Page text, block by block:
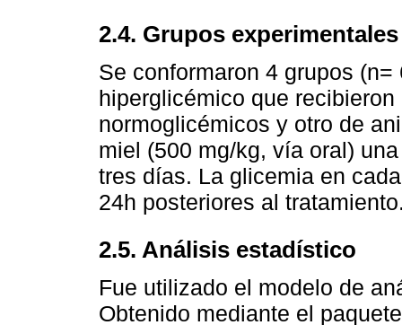
2.4. Grupos experimentales
Se conformaron 4 grupos
hiperglicémico que
normoglicémicos y otro de
miel (500 mg/kg, vía oral)
tres días. La glicemia en
24h posteriores al
2.5. Análisis estadístico
Fue utilizado el modelo de
Obtenido mediante el